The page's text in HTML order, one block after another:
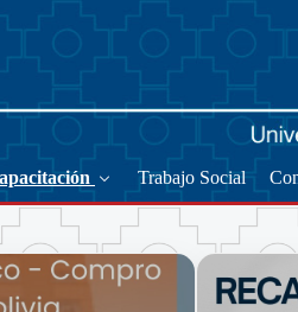
Trabajo Social